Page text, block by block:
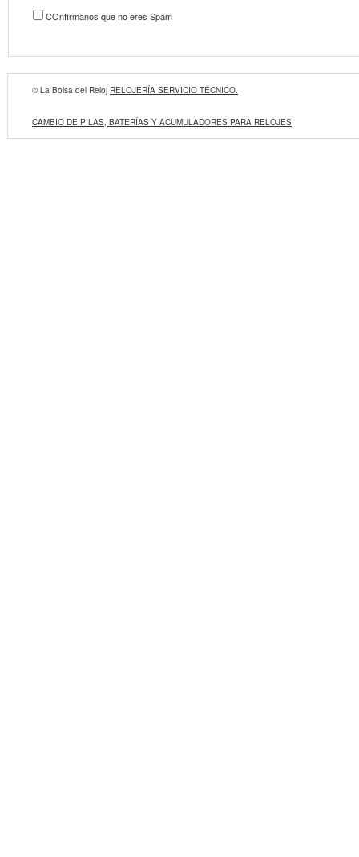
COnfírmanos que no eres Spam
© La Bolsa del Reloj RELOJERÍA SERVICIO TÉCNICO.
CAMBIO DE PILAS, BATERÍAS Y ACUMULADORES PARA RELOJES